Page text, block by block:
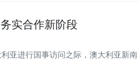
实合作新阶段
亚进行国事访问之际，澳大利亚新南